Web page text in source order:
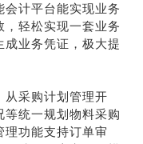
计平台能实现业务
轻松实现一套业务
业务凭证，极大提
从采购计划管理开
统一规划物料采购
功能支持订单审